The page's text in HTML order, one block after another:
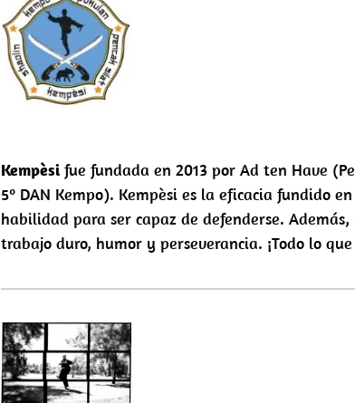
Kempèsi fue fundada en 2013 por Ad ten Have
5º DAN Kempo). Kempèsi es la eficacia fundido
habilidad para ser capaz de defenderse.
trabajo duro, humor y perseverancia. ¡Todo lo